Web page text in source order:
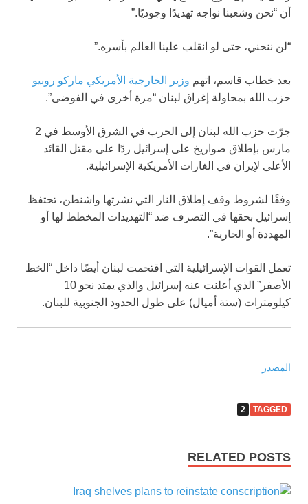
أن “نحن وشعبنا نواجه تهديدًا وجوديًا.”
“لن ننحني، حتى لو انقلب علينا العالم بأسره.”
بعد خطاب قاسم، اتهم وزير الخارجية الأمريكي ماركو روبيو
حزب الله بمحاولة إغراق لبنان “مرة أخرى في الفوضى”.
جرّت حزب الله لبنان إلى الحرب في الشرق الأوسط في 2
مارس بإطلاق صواريخ على إسرائيل ردًا على مقتل القائد
الأعلى لإيران في الغارات الأمريكية الإسرائيلية.
وفقًا لشروط وقف إطلاق النار التي نشرتها واشنطن، تحتفظ
إسرائيل بحقها في التصرف ضد “التهديدات المخطط لها أو
المهددة أو الجارية”.
تعمل القوات الإسرائيلية التي اقتحمت لبنان أيضًا داخل “الخط
الأصفر” الذي أعلنت عنه إسرائيل والذي يمتد نحو 10
كيلومترات (ستة أميال) على طول الحدود الجنوبية للبنان.
المصدر
TAGGED
2
RELATED POSTS